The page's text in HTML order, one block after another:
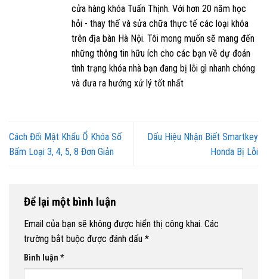
cửa hàng khóa Tuấn Thịnh. Với hơn 20 năm học
hỏi - thay thế và sửa chữa thực tế các loại khóa
trên địa bàn Hà Nội. Tôi mong muốn sẽ mang đến
những thông tin hữu ích cho các bạn về dự đoán
tình trạng khóa nhà bạn đang bị lỗi gì nhanh chóng
và đưa ra hướng xử lý tốt nhất
Cách Đổi Mật Khẩu Ổ Khóa Số
Bấm Loại 3, 4, 5, 8 Đơn Giản
Dấu Hiệu Nhận Biết Smartkey
Honda Bị Lỗi
Để lại một bình luận
Email của bạn sẽ không được hiển thị công khai. Các
trường bắt buộc được đánh dấu *
Bình luận *